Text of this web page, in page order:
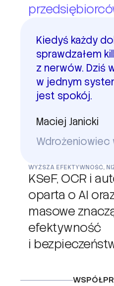
Kiedyś każdy
sprawdzałem
z nerwów. Dziś
w jednym
jest spokój.
Maciej Janicki
Wdrożeniowiec
WYŻSZA EFEKTYWNOŚĆ,
KSeF, OCR i
oparta o AI
masowe
efektywność
i